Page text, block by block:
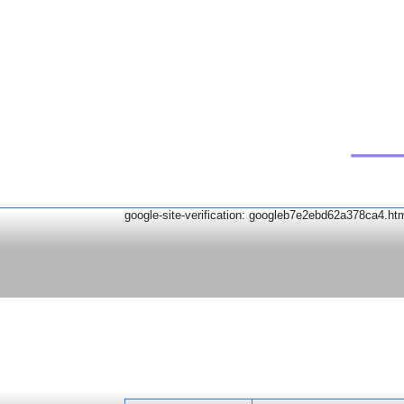
google-site-verification: